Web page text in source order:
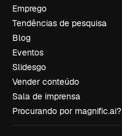
Emprego
Tendências de pesquisa
Blog
Eventos
Slidesgo
Vender conteúdo
Sala de imprensa
Procurando por magnific.ai?